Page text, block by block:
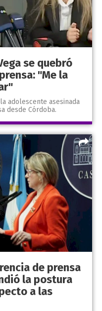
se quebró
"Me la
adolescente asesinada
desde Córdoba.
de prensa
la postura
a las